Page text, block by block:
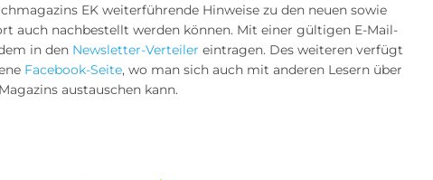
EK weiterführende Hinweise zu den neuen sowie
auch nachbestellt werden können. Mit einer gültigen E-Mail-
in den Newsletter-Verteiler eintragen. Des weiteren verfügt
Facebook-Seite, wo man sich auch mit anderen Lesern über
austauschen kann.